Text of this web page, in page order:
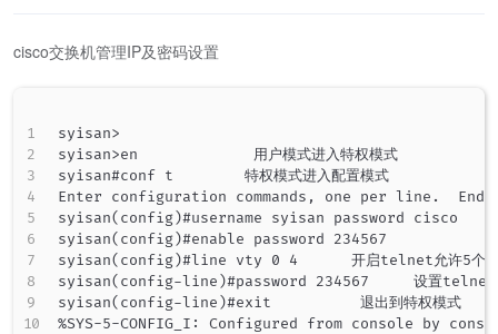
cisco交换机管理IP及密码设置
syisan>
syisan>en             用户模式进入特权模式
syisan#conf t        特权模式进入配置模式
Enter configuration commands, one per line.  End
syisan(config)#username syisan password cisco   设
syisan(config)#enable password 234567
syisan(config)#line vty 0 4      开启telnet允许5个用
syisan(config-line)#password 234567     设置
syisan(config-line)#exit          退出到特权模
%SYS-5-CONFIG_I: Configured from console by